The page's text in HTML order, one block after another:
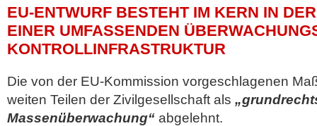
EU-ENTWURF BESTEHT IM KERN IN
EINER UMFASSENDEN
KONTROLLINFRASTRUKTUR
Die von der EU-Kommission vorgeschlagenen
weiten Teilen der Zivilgesellschaft als
Massenüberwachung“ abgelehnt.